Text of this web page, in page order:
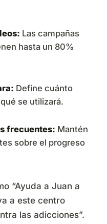
Las campañas
hasta un 80%
Define cuánto
se utilizará.
frecuentes: Mantén
sobre el progreso
“Ayuda a Juan a
a este centro
las adicciones”.